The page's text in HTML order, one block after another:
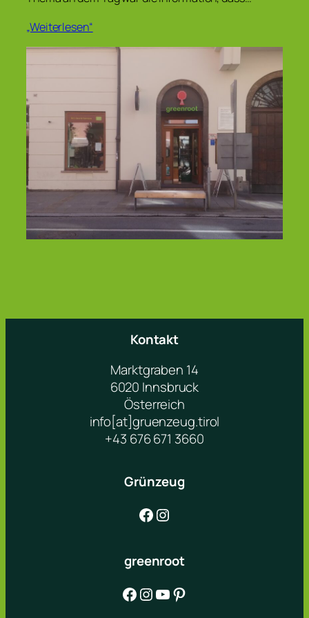
„Weiterlesen“
Kontakt
Marktgraben 14
6020 Innsbruck
Österreich
info[at]gruenzeug.tirol
+43 676 671 3660
Grünzeug
Facebook Instagram
greenroot
Facebook Instagram YouTube Pinterest